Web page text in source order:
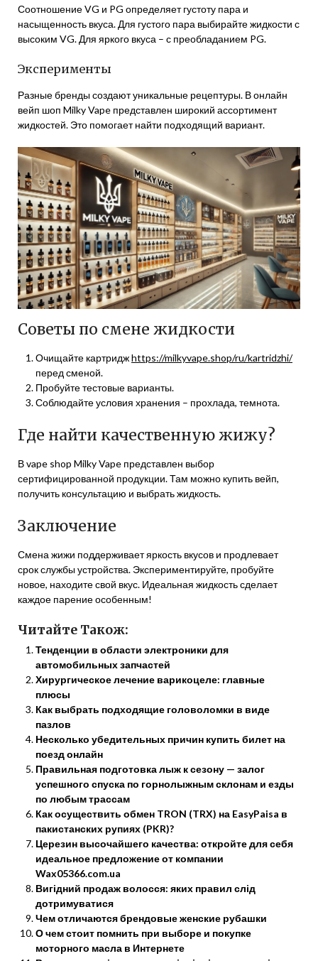
Соотношение VG и PG определяет густоту пара и
насыщенность вкуса. Для густого пара выбирайте жидкости с
высоким VG. Для яркого вкуса – с преобладанием PG.
Эксперименты
Разные бренды создают уникальные рецептуры. В онлайн
вейп шоп Milky Vape представлен широкий ассортимент
жидкостей. Это помогает найти подходящий вариант.
Советы по смене жидкости
Очищайте картриджhttps://milkyvape.shop/ru/kartridzhi/
перед сменой.
Пробуйте тестовые варианты.
Соблюдайте условия хранения – прохлада, темнота.
Где найти качественную жижу?
В vape shop Milky Vape представлен выбор
сертифицированной продукции. Там можно купить вейп,
получить консультацию и выбрать жидкость.
Заключение
Смена жижи поддерживает яркость вкусов и продлевает
срок службы устройства. Экспериментируйте, пробуйте
новое, находите свой вкус. Идеальная жидкость сделает
каждое парение особенным!
Читайте Також:
Тенденции в области электроники для
автомобильных запчастей
Хирургическое лечение варикоцеле: главные
плюсы
Как выбрать подходящие головоломки в виде
пазлов
Несколько убедительных причин купить билет на
поезд онлайн
Правильная подготовка лыж к сезону — залог
успешного спуска по горнолыжным склонам и езды
по любым трассам
Как осуществить обмен TRON (TRX) на EasyPaisa в
пакистанских рупиях (PKR)?
Церезин высочайшего качества: откройте для себя
идеальное предложение от компании
Wax05366.com.ua
Вигідний продаж волосся: яких правил слід
дотримуватися
Чем отличаются брендовые женские рубашки
О чем стоит помнить при выборе и покупке
моторного масла в Интернете